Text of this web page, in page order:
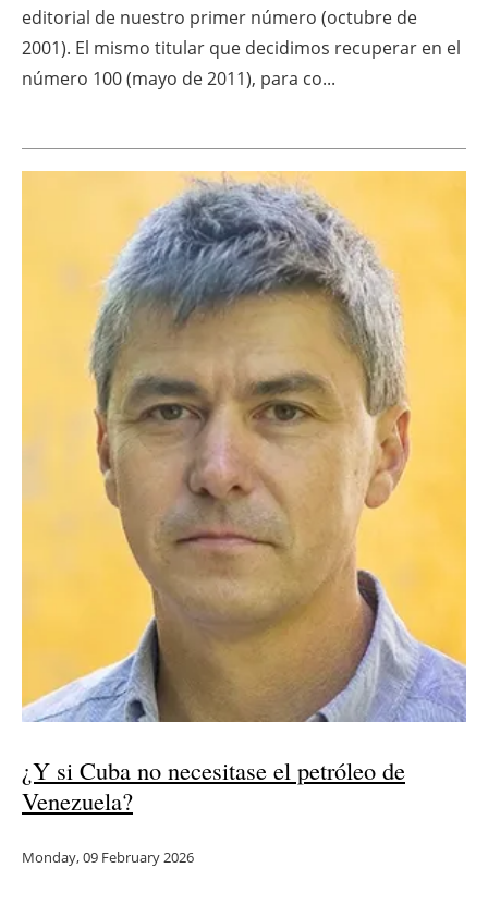
editorial de nuestro primer número (octubre de
2001). El mismo titular que decidimos recuperar en el
número 100 (mayo de 2011), para co...
¿Y si Cuba no necesitase el petróleo de
Venezuela?
Monday, 09 February 2026